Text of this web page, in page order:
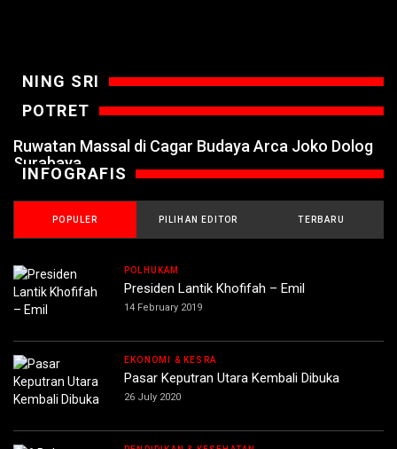
NING SRI
POTRET
Ruwatan Massal di Cagar Budaya Arca Joko Dolog
Surabaya
INFOGRAFIS
POPULER PILIHAN EDITOR TERBARU
POLHUKAM
Presiden Lantik Khofifah – Emil
14 February 2019
EKONOMI & KESRA
Pasar Keputran Utara Kembali Dibuka
26 July 2020